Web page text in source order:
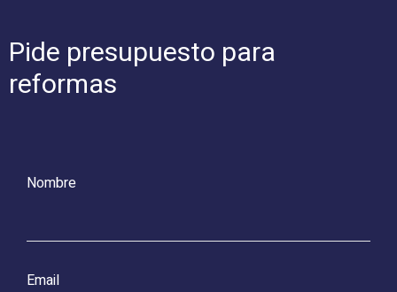
Pide presupuesto para
reformas
Nombre
Email